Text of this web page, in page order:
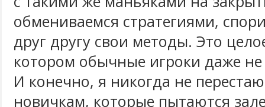
обмениваемся стратегиями,
друг другу свои методы. Это
котором обычные игроки даже
И конечно, я никогда не
новичкам, которые пытаются